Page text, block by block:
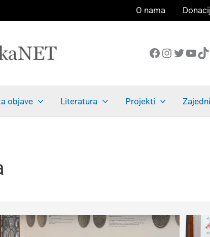
O nama
Facebook
Instagram
Twitter
objave Literatura Projekti